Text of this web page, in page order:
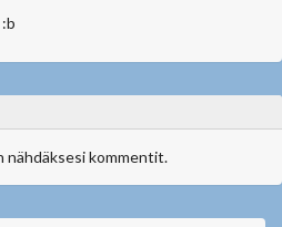
nähdäksesi kommentit.